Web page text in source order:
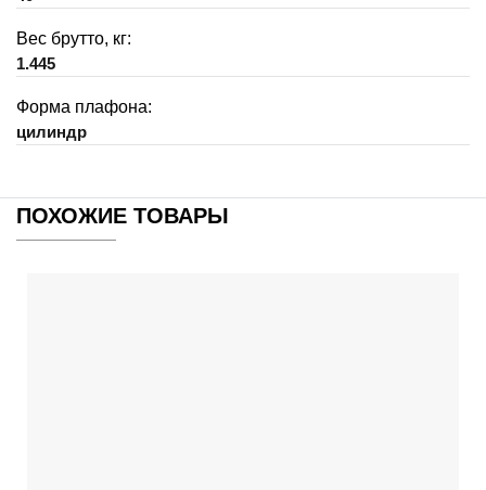
Вес брутто, кг:
1.445
Форма плафона:
цилиндр
ПОХОЖИЕ ТОВАРЫ